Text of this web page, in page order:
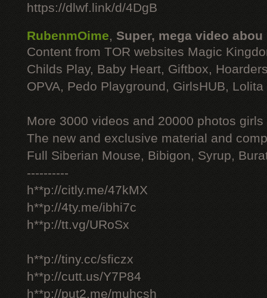
https://dlwf.link/d/4DgB
RubenmOime, Super, mega video abou
Content from TOR websites Magic
Childs Play, Baby Heart, Giftbox,
OPVA, Pedo Playground, GirlsHUB, Lolita
More 3000 videos and 20000 photos
The new and exclusive material and
Full Siberian Mouse, Bibigon, Syrup,
----------
h**p://citly.me/47kMX
h**p://4ty.me/ibhi7c
h**p://tt.vg/URoSx
h**p://tiny.cc/sficzx
h**p://cutt.us/Y7P84
h**p://put2.me/muhcsh